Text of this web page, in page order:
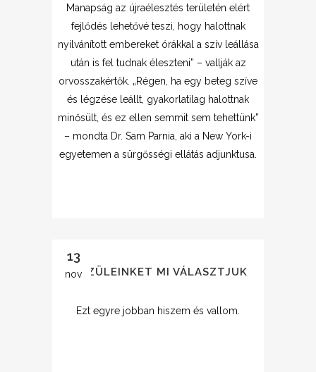
Manapság az újraélesztés területén elért
fejlődés lehetővé teszi, hogy halottnak
nyilvánított embereket órákkal a szív leállása
után is fel tudnak éleszteni” – vallják az
orvosszakértők. „Régen, ha egy beteg szíve
és légzése leállt, gyakorlatilag halottnak
minősült, és ez ellen semmit sem tehettünk”
– mondta Dr. Sam Parnia, aki a New York-i
egyetemen a sürgősségi ellátás adjunktusa.
13
nov
A SZÜLEINKET MI VÁLASZTJUK
Ezt egyre jobban hiszem és vallom.